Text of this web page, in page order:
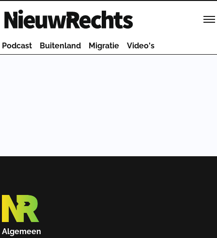
Homepage van NieuwRechts
Podcast Buitenland Migratie Video's
Algemeen